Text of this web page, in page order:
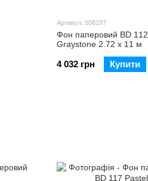
Артикул: 508197
Фон паперовий BD 112
Graystone 2.72 х 11 м
4 032 грн Купити